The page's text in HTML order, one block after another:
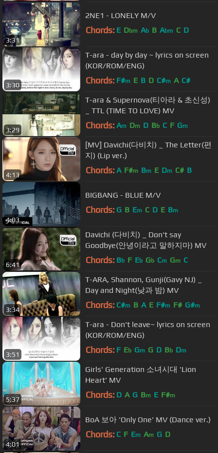
3:31
2NE1 - LONELY M/V
Chords: E Dbm Ab B Abm C D
3:30
T-ara - day by day ~ lyrics on screen
(KOR/ROM/ENG)
Chords: F#m E B D C#m A C#
3:29
T-ara & Supernova(티아라 & 초신성)
_ TTL (TIME TO LOVE) MV
Chords: Am Dm D Bb C F Gm
4:13
[MV] Davichi(다비치) _ The Letter(편
지) (Lip ver.)
Chords: A F#m Bm E Dm C# B
4:03
BIGBANG - BLUE M/V
Chords: G B Em C D E Bm
6:41
Davichi (다비치) _ Don't say
Goodbye(안녕이라고 말하지마) MV
Chords: Bb F Eb Gb Cm Gm C
3:34
T-ARA, Shannon, Gunji(Gavy NJ) _
Day and Night(낮과 밤) MV
Chords: C#m B A E F#m F# G#m
3:51
T-ara - Don't leave~ lyrics on screen
(KOR/ROM/ENG)
Chords: F Eb Gm G D Bb Dm
5:37
Girls' Generation 소녀시대 'Lion
Heart' MV
Chords: D A G Bm E F#m
4:01
BoA 보아 'Only One' MV (Dance ver.)
Chords: C F Em Am G D